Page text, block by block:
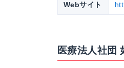
Webサイト
医療法人社団